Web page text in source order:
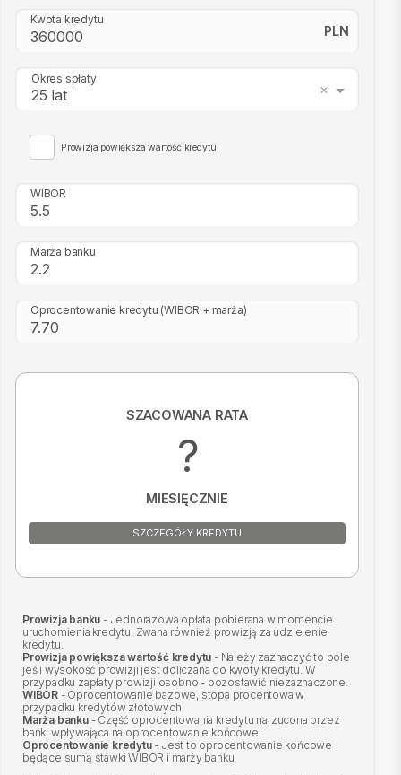
Kwota kredytu
PLN
Okres spłaty
25 lat
Prowizja powiększa wartość kredytu
WIBOR
Marża banku
Oprocentowanie kredytu (WIBOR + marża)
SZACOWANA RATA
?
MIESIĘCZNIE
SZCZEGÓŁY KREDYTU
Prowizja banku - Jednorazowa opłata pobierana w momencie
uruchomienia kredytu. Zwana również prowizją za udzielenie
kredytu.
Prowizja powiększa wartość kredytu - Należy zaznaczyć to pole
jeśli wysokość prowizji jest doliczana do kwoty kredytu. W
przypadku zapłaty prowizji osobno - pozostawić niezaznaczone.
WIBOR - Oprocentowanie bazowe, stopa procentowa w
przypadku kredytów złotowych
Marża banku- Część oprocentowania kredytu narzucona przez
bank, wpływająca na oprocentowanie końcowe.
Oprocentowanie kredytu- Jest to oprocentowanie końcowe
będące sumą stawki WIBOR i marży banku.